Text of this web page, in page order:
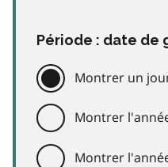
Période : date de
Montrer un
Montrer
Montrer